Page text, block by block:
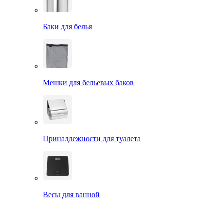
Баки для белья
Мешки для бельевых баков
Принадлежности для туалета
Весы для ванной